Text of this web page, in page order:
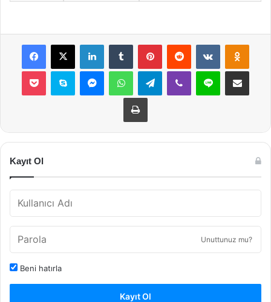
Facebook
X LinkedInTumblr PinterestReddit VKontakte
Pocket Skype MessengerWhatsAppTelegramViber Line E-Posta ile
Yazdır
Kayıt Ol
Unuttunuz mu?
Beni hatırla
Kayıt Ol